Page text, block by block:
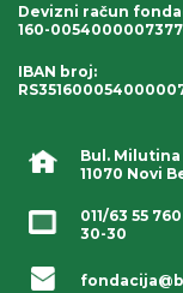
Bul. Milutina
11070 Novi
011/63 55 760
30-30
Devizni račun
160-
IBAN broj: